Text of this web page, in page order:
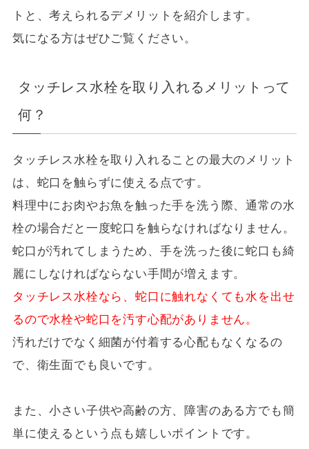
トと、考えられるデメリットを紹介します。
気になる方はぜひご覧ください。
タッチレス水栓を取り入れるメリットって
何？
タッチレス水栓を取り入れることの最大のメリット
は、蛇口を触らずに使える点です。
料理中にお肉やお魚を触った手を洗う際、通常の水
栓の場合だと一度蛇口を触らなければなりません。
蛇口が汚れてしまうため、手を洗った後に蛇口も綺
麗にしなければならない手間が増えます。
タッチレス水栓なら、蛇口に触れなくても水を出せ
るので水栓や蛇口を汚す心配がありません。
汚れだけでなく細菌が付着する心配もなくなるの
で、衛生面でも良いです。
また、小さい子供や高齢の方、障害のある方でも簡
単に使えるという点も嬉しいポイントです。